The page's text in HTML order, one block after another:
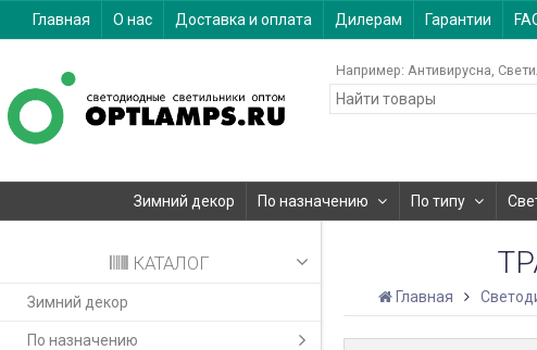
Главная О нас Доставка и оплата Дилерам Гарантии
Например: Антивирусна
Зимний декор По назначению По типу
КАТАЛОГ
Зимний декор
По назначению
Главная